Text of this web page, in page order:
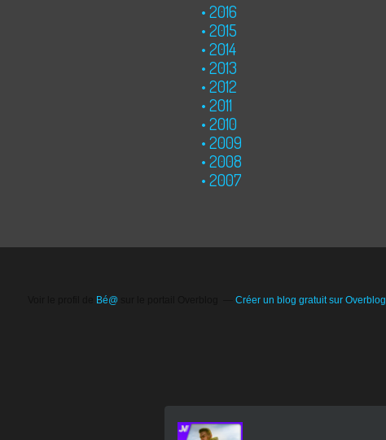
2016
2015
2014
2013
2012
2011
2010
2009
2008
2007
Bé@sur le portail Overblog Créer un blog gratuit sur Overblog